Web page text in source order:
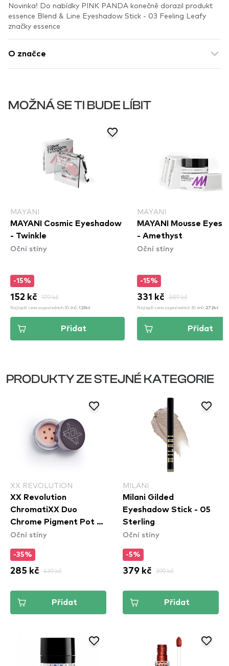
Novinka! Do nabídky PINK PANDA konečně dorazil produkt
essence Blend & Line Eyeshadow Stick - 03 Feeling Leafy
značky essence
O značce
MOŽNÁ SE TI BUDE LÍBIT
MAYANI
MAYANI Cosmic Eyeshadow
- Twinkle
Oční stíny
-15%
152 kč 179 kč
Nejlepší cena za posledních 30 dnů: 125kč
Přidat
MAYANI
MAYANI Mousse
- Amethyst
Oční stíny
-15%
331 kč 389 kč
Nejlepší cena za posledních 30 dnů: 272kč
Přidat
PRODUKTY ZE STEJNÉ KATEGORIE
XX REVOLUTION
XX Revolution
ChromatiXX Duo
Chrome Pigment Pot -
Charge
Oční stíny
-35%
285 kč 439 kč
Přidat
MILANI
Milani Gilded
Eyeshadow Stick - 05
Sterling
Oční stíny
-5%
379 kč 399 kč
Přidat